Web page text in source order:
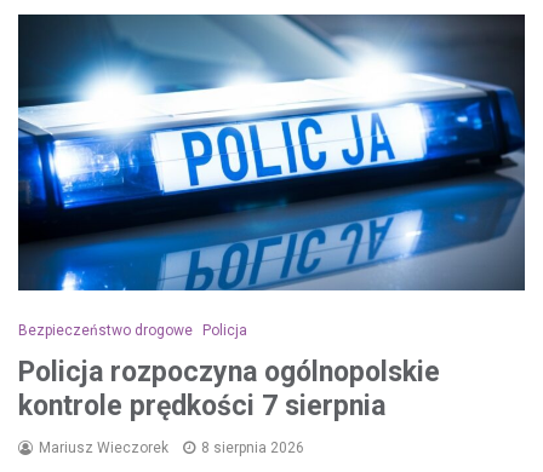
Bezpieczeństwo drogowe Policja
Policja rozpoczyna ogólnopolskie
kontrole prędkości 7 sierpnia
Mariusz Wieczorek 8 sierpnia 2026